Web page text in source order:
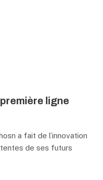
ligne
a fait de l’innovation
de ses futurs